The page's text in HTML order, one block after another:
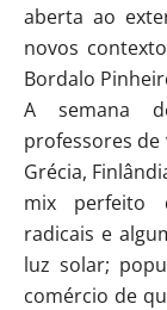
aberta ao
novos
Bordalo
A semana
professores de
Grécia,
mix perfeito
radicais e
luz solar;
comércio de